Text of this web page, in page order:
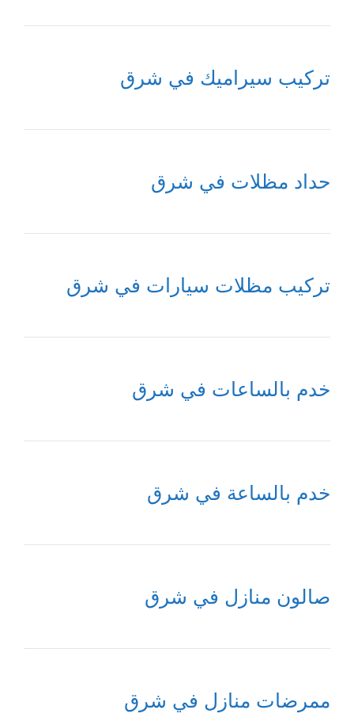
تركيب سيراميك في شرق
حداد مظلات في شرق
تركيب مظلات سيارات في شرق
خدم بالساعات في شرق
خدم بالساعة في شرق
صالون منازل في شرق
ممرضات منازل في شرق